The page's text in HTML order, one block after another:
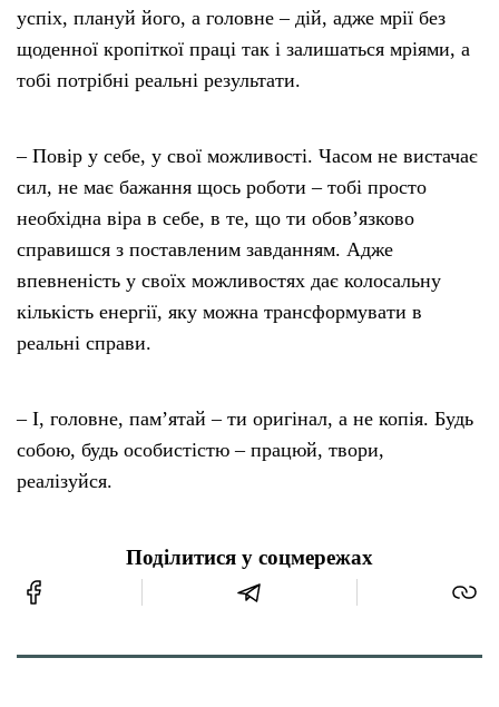
успіх, плануй його, а головне – дій, адже мрії без
щоденної кропіткої праці так і залишаться мріями, а
тобі потрібні реальні результати.
– Повір у себе, у свої можливості. Часом не вистачає
сил, не має бажання щось роботи – тобі просто
необхідна віра в себе, в те, що ти обов’язково
справишся з поставленим завданням. Адже
впевненість у своїх можливостях дає колосальну
кількість енергії, яку можна трансформувати в
реальні справи.
– І, головне, пам’ятай – ти оригінал, а не копія. Будь
собою, будь особистістю – працюй, твори,
реалізуйся.
Поділитися у соцмережах